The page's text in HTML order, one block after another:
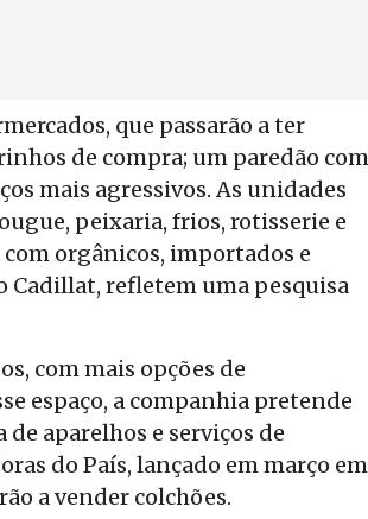
que passarão a ter
de compra; um paredão com
mais agressivos. As unidades
peixaria, frios, rotisserie e
orgânicos, importados e
Cadillat, refletem uma pesquisa
com mais opções de
espaço, a companhia pretende
aparelhos e serviços de
do País, lançado em março em
a vender colchões.